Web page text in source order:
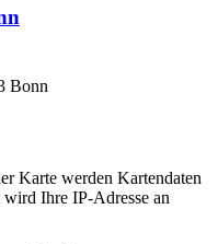
Bonn
Karte werden Kartendaten
Ihre IP-Adresse an